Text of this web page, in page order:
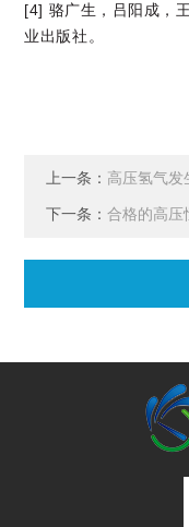
[4] 骆广生，吕阳成，
业出版社。
上一条： 高压氢气发
下一条：合格的高压